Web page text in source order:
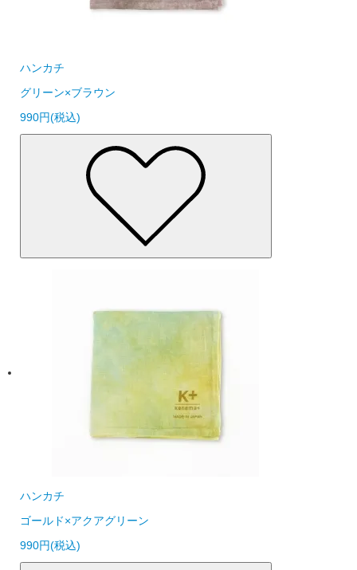
ハンカチ
グリーン×ブラウン
990円(税込)
ハンカチ
ゴールド×アクアグリーン
990円(税込)